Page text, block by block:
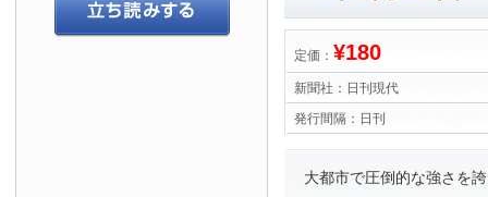
定価： ¥180
新聞社： 日刊現代
発行間隔： 日刊
大都市で圧倒的な強さを